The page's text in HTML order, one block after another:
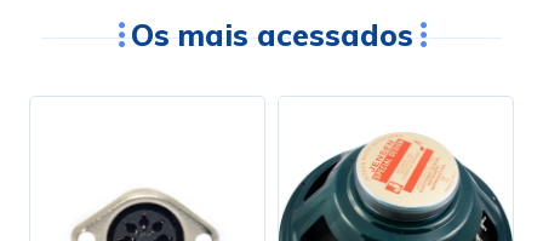
Os mais acessados